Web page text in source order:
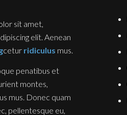
sit amet,
elit. Aenean
cetur ridiculus mus.
penatibus et
montes,
mus. Donec quam
pellentesque eu,